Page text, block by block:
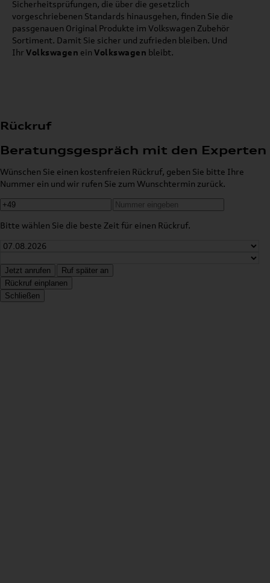
Sicherheitsprüfungen, die über die gesetzlich
vorgeschriebenen Standards hinausgehen, finden Sie die
passgenauen Original Produkte im Volkswagen Zubehör
Sortiment. Damit Sie sicher und zufrieden bleiben. Und
Ihr Volkswagen ein Volkswagen bleibt.
Rückruf
Beratungsgespräch mit den Experten
Wünschen Sie einen kostenfreien Rückruf, geben Sie bitte Ihre
Nummer ein und wir rufen Sie zum Wunschtermin zurück.
Bitte wählen Sie die beste Zeit für einen Rückruf.
Jetzt anrufen
Ruf später an
Rückruf einplanen
Schließen